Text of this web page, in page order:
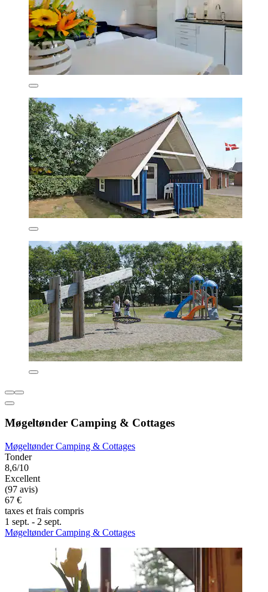
Møgeltønder Camping & Cottages
Møgeltønder Camping & Cottages
Tonder
8,6/10
Excellent
(97 avis)
67 €
taxes et frais compris
1 sept. - 2 sept.
Møgeltønder Camping & Cottages